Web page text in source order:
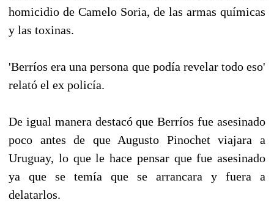
homicidio de Camelo Soria, de las armas químicas
y las toxinas.
'Berríos era una persona que podía revelar todo eso'
relató el ex policía.
De igual manera destacó que Berríos fue asesinado
poco antes de que Augusto Pinochet viajara a
Uruguay, lo que le hace pensar que fue asesinado
ya que se temía que se arrancara y fuera a
delatarlos.